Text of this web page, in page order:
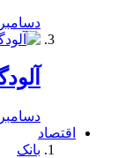
دسامبر 24, 2019
دسامبر 24, 2019
اقتصاد
بانک